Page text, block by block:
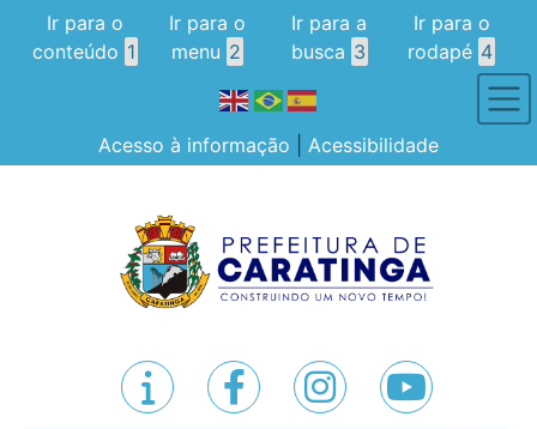
Ir para o
conteúdo 1
Ir para o
menu 2
Ir para a
busca 3
Ir para o
rodapé 4
Acesso à informação Acessibilidade